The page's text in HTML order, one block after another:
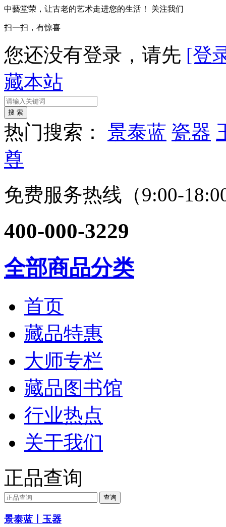
中藝堂荣，让古老的艺术走进您的生活！ 关注我们
扫一扫，有惊喜
您还没有登录，请先 [登
藏本站
热门搜索： 景泰蓝 瓷器
尊
免费服务热线（9:00-
400-000-3229
全部商品分类
首页
藏品特惠
大师专栏
藏品图书馆
行业热点
关于我们
正品查询
景泰蓝丨玉器